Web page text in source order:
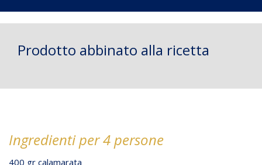
Prodotto abbinato alla ricetta
Ingredienti per 4 persone
400 gr calamarata